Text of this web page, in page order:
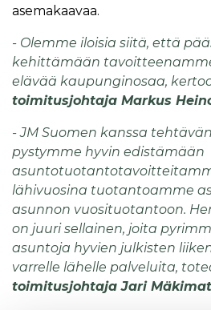
asemakaavaa.
- Olemme iloisia siitä, että
kehittämään
elävää kaupunginosaa,
toimitusjohtaja Markus
- JM Suomen kanssa
pystymme hyvin edistämään
lähivuosina tuotantoamme
asunnon vuosituotantoon.
on juuri sellainen, joita
asuntoja hyvien julkisten
varrelle lähelle palveluita,
toimitusjohtaja Jari